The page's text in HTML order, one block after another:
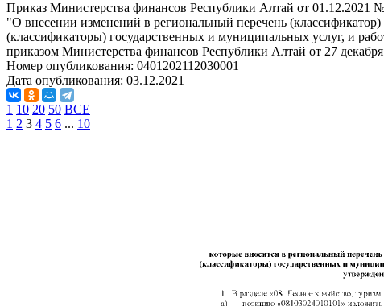
Приказ Министерства финансов Республики Алтай от 01.12.2021
"О внесении изменений в региональный перечень
(классификаторы) государственных и муниципальных услуг, и
приказом Министерства финансов Республики Алтай от 27
Номер опубликования: 0401202112030001
Дата опубликования: 03.12.2021
1 10 20 50 ВСЕ
1 2 3 4 5 6 ... 10